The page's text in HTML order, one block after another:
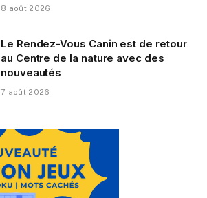
8 août 2026
Le Rendez-Vous Canin est de retour
au Centre de la nature avec des
nouveautés
7 août 2026